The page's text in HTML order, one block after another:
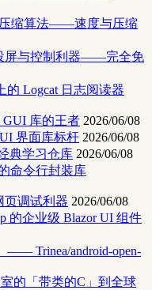
压缩算法——速度与压缩
屏与控制利器——完全免
的 Logcat 日志阅读器
库的王者 2026/06/08
界面库标杆 2026/06/08
典学习仓库 2026/06/08
命令行封装库
页调试利器 2026/06/08
的企业级 Blazor UI 组件
—— Trinea/android-open-
的「带类的C」到全球